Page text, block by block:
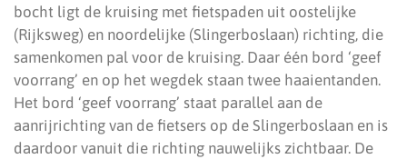
bocht ligt de kruising met fietspaden uit oostelijke
(Rijksweg) en noordelijke (Slingerboslaan) richting, die
samenkomen pal voor de kruising. Daar één bord ‘geef
voorrang’ en op het wegdek staan twee haaientanden.
Het bord ‘geef voorrang’ staat parallel aan de
aanrijrichting van de fietsers op de Slingerboslaan en is
daardoor vanuit die richting nauwelijks zichtbaar. De